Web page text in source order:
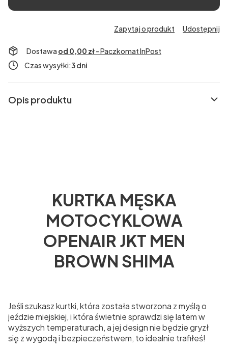
Zapytaj o produkt Udostępnij
Dostawa od 0,00 zł- Paczkomat InPost
Czas wysyłki:3 dni
Opis produktu
KURTKA MĘSKA
MOTOCYKLOWA
OPENAIR JKT MEN
BROWN SHIMA
Jeśli szukasz kurtki, która została stworzona z myślą o
jeździe miejskiej, i która świetnie sprawdzi się latem w
wyższych temperaturach, a jej design nie będzie gryzł
się z wygodą i bezpieczeństwem, to idealnie trafiłeś!